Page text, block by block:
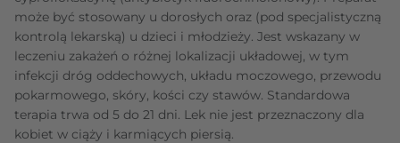
może być stosowany u dorosłych oraz (pod specjalistyczną
kontrolą lekarską) u dzieci i młodzieży. Jest wskazany w
leczeniu zakażeń o różnej lokalizacji układowej, w tym
infekcji dróg oddechowych, układu moczowego, przewodu
pokarmowego, skóry, kości czy stawów. Standardowa
terapia trwa od 5 do 21 dni. Lek nie jest przeznaczony dla
kobiet w ciąży i karmiących piersią.